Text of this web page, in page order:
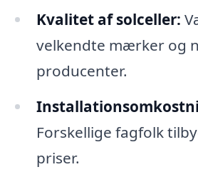
Kvalitet af solceller:
velkendte mærker og
producenter.
Forskellige fagfolk
priser.